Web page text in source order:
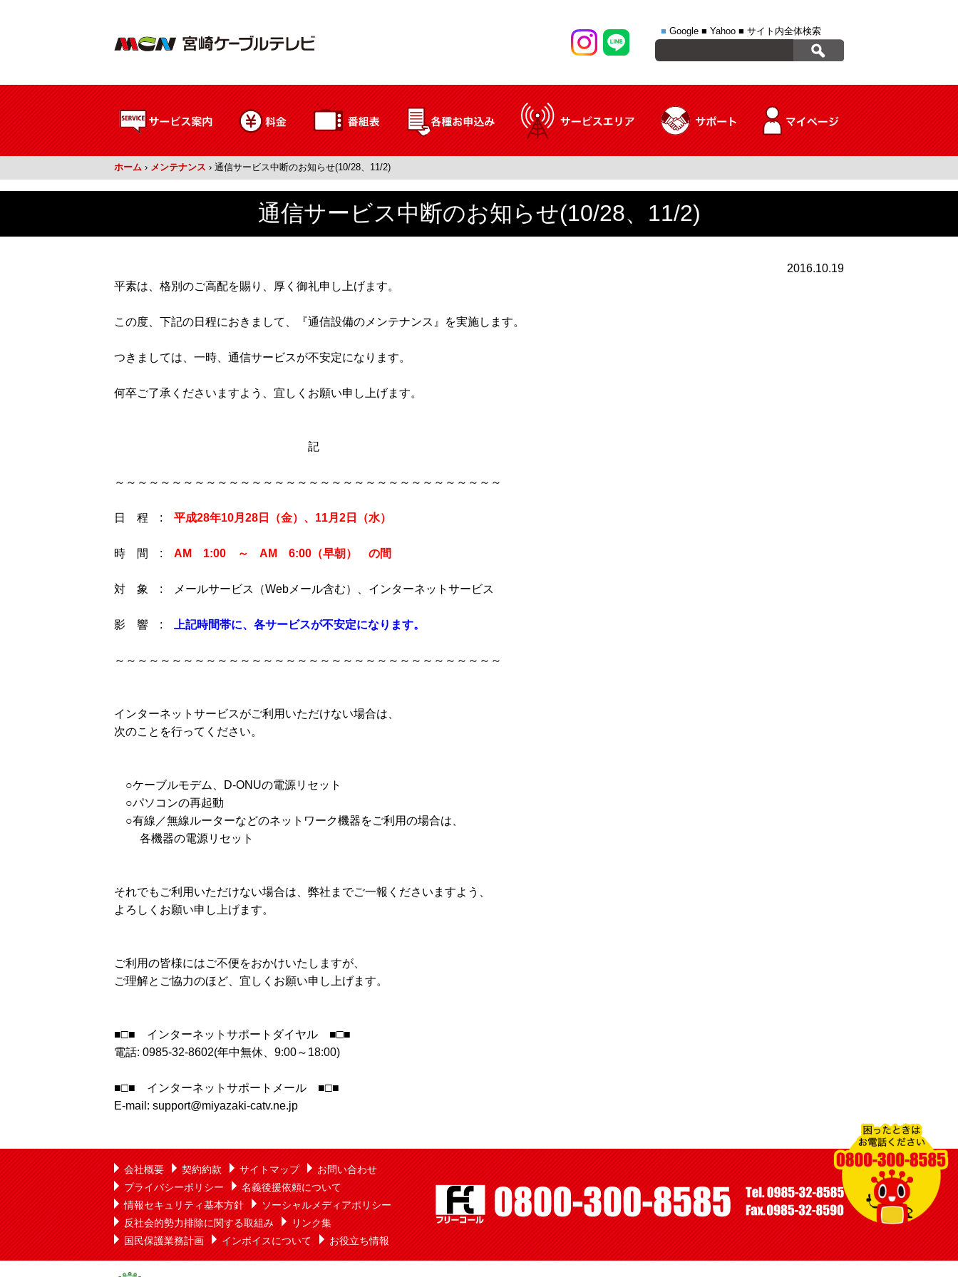
■ Google ■ Yahoo ■ サイト内全体検索
ホーム › メンテナンス › 通信サービス中断のお知らせ(10/28、11/2)
通信サービス中断のお知らせ(10/28、11/2)
2016.10.19
平素は、格別のご高配を賜り、厚く御礼申し上げます。
この度、下記の日程におきまして、『通信設備のメンテナンス』を実施します。
つきましては、一時、通信サービスが不安定になります。
何卒ご了承くださいますよう、宜しくお願い申し上げます。
記
～～～～～～～～～～～～～～～～～～～～～～～～～～～～～～～～～～
日 程 : 平成28年10月28日（金）、11月2日（水）
時 間 : AM 1:00 ～ AM 6:00（早朝） の間
対 象 : メールサービス（Webメール含む）、インターネットサービス
影 響 : 上記時間帯に、各サービスが不安定になります。
～～～～～～～～～～～～～～～～～～～～～～～～～～～～～～～～～～
インターネットサービスがご利用いただけない場合は、
次のことを行ってください。
○ケーブルモデム、D-ONUの電源リセット
○パソコンの再起動
○有線／無線ルーターなどのネットワーク機器をご利用の場合は、
各機器の電源リセット
それでもご利用いただけない場合は、弊社までご一報くださいますよう、
よろしくお願い申し上げます。
ご利用の皆様にはご不便をおかけいたしますが、
ご理解とご協力のほど、宜しくお願い申し上げます。
■□■ インターネットサポートダイヤル ■□■
電話: 0985-32-8602(年中無休、9:00～18:00)
■□■ インターネットサポートメール ■□■
E-mail: support@miyazaki-catv.ne.jp
会社概要 契約約款 サイトマップ
お問い合わせ
プライバシーポリシー
名義後援依頼について
情報セキュリティ基本方針
ソーシャルメディアポリシー
反社会的勢力排除に関する取組み
リンク集
国民保護業務計画
インボイスについて お役立ち情報